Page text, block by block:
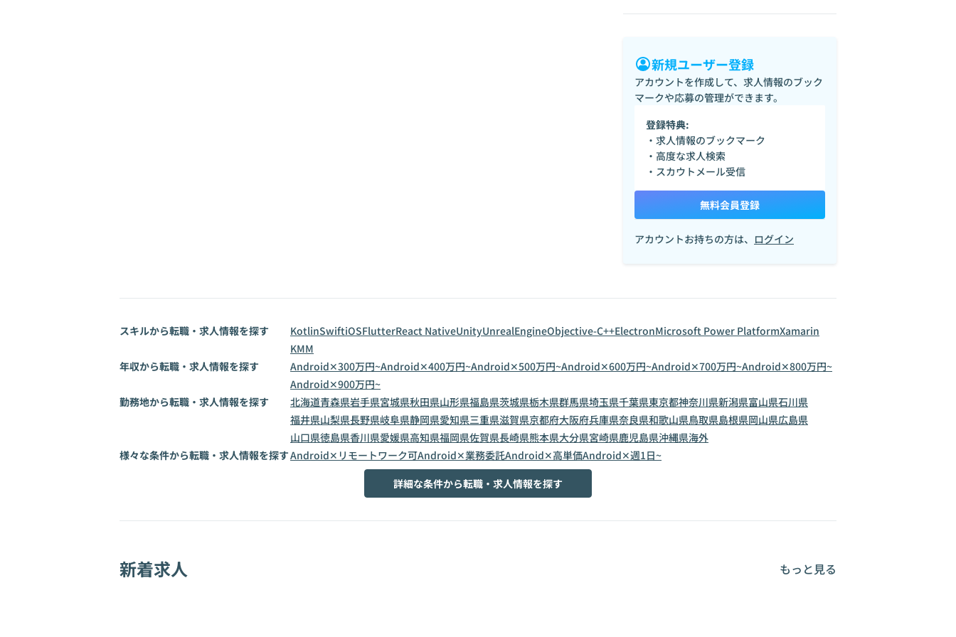
新規ユーザー登録
アカウントを作成して、求人情報のブック
マークや応募の管理ができます。
登録特典:
・求人情報のブックマーク
・高度な求人検索
・スカウトメール受信
無料会員登録
アカウントお持ちの方は、 ログイン
スキルから転職・求人情報を探す KotlinSwiftiOSFlutterReact NativeUnityUnrealEngineObjective-C++ElectronMicrosoft Power PlatformXamarin
KMM
年収から転職・求人情報を探す
Android✕300万円~Android✕400万円~Android✕500万円~Android✕600万円~Android✕700万円~Android✕800万円~
Android✕900万円~
勤務地から転職・求人情報を探す
北海道青森県岩手県宮城県秋田県山形県福島県茨城県栃木県群馬県埼玉県千葉県東京都神奈川県新潟県富山県石川県
福井県山梨県長野県岐阜県静岡県愛知県三重県滋賀県京都府大阪府兵庫県奈良県和歌山県鳥取県島根県岡山県広島県
山口県徳島県香川県愛媛県高知県福岡県佐賀県長崎県熊本県大分県宮崎県鹿児島県沖縄県海外
様々な条件から転職・求人情報を探すAndroid✕リモートワーク可Android✕業務委託Android✕高単価Android✕週1日~
詳細な条件から転職・求人情報を探す
新着求人 もっと見る